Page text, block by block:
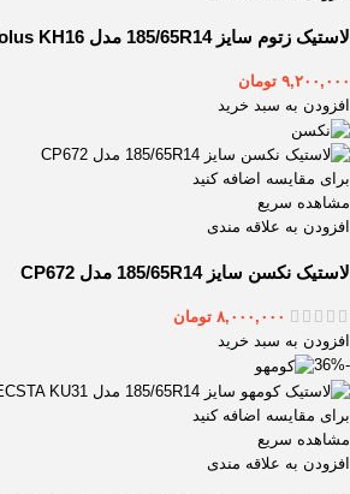
لاستیک زتوم سایز 185/65R14 مدل Solus KH16
۹,۲۰۰,۰۰۰ تومان
افزودن به سبد خرید
برای مقایسه اضافه کنید
مشاهده سریع
افزودن به علاقه مندی
لاستیک نکسن سایز 185/65R14 مدل CP672
۸,۰۰۰,۰۰۰ تومان
افزودن به سبد خرید
-36%
برای مقایسه اضافه کنید
مشاهده سریع
افزودن به علاقه مندی